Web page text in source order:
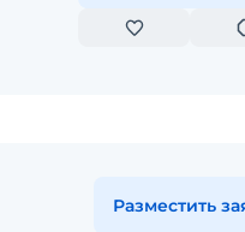
Разместить